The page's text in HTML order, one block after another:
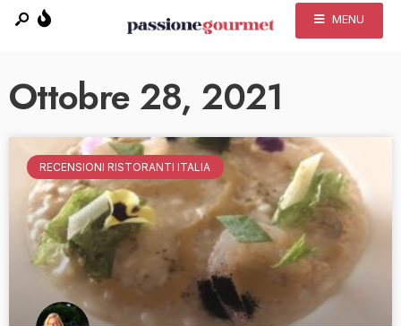
MENU
Ottobre 28, 2021
RECENSIONI RISTORANTI ITALIA